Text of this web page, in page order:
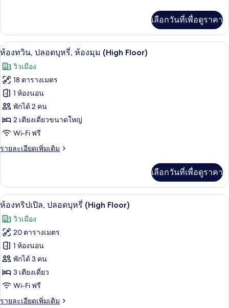
ห้อง
มุม
เกี่ยว
กับ
ห้อง
น,
ปลอด
บุหรี่,
ห้อง
มุม
เลือกวันที่เพื่อดูราคา
เปิด
ภาพถ่าย
ทั้งหมด
ของ
ห้อง
ทวิน,
ปลอด
บุหรี่,
มุม
(High
Floor)
ห้องทวิน, ปลอดบุหรี่, ห้องมุม (High
44
ห้องทวิน, ปลอดบุหรี่, ห้องมุม (High Floor)
วิวเมือง
18 ตารางเมตร
1 ห้องนอน
พักได้ 2 คน
2 เตียงเดี่ยวขนาดใหญ่
Wi-Fi ฟรี
รายละเอียดเพิ่มเติม
ราย
เกี่ยว
กับ
ห้อง
น,
ปลอด
บุหรี่,
ห้อง
มุม
(High
Floor)
เลือกวันที่เพื่อดูราคา
เปิด
ภาพถ่าย
ทั้งหมด
ของ
ห้อง
ทริปเปิล,
ปลอด
บุหรี่
ห้องทริปเปิล, ปลอดบุหรี่ (High Floor)
44
ห้องทริปเปิล, ปลอดบุหรี่ (High Floor)
วิวเมือง
20 ตารางเมตร
1 ห้องนอน
พักได้ 3 คน
3 เตียงเดี่ยว
Wi-Fi ฟรี
รายละเอียดเพิ่มเติม
ราย